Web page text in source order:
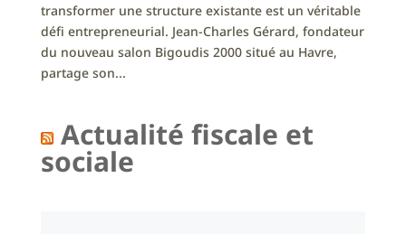
transformer une structure existante est un véritable
défi entrepreneurial. Jean-Charles Gérard, fondateur
du nouveau salon Bigoudis 2000 situé au Havre,
partage son...
Actualité fiscale et
sociale